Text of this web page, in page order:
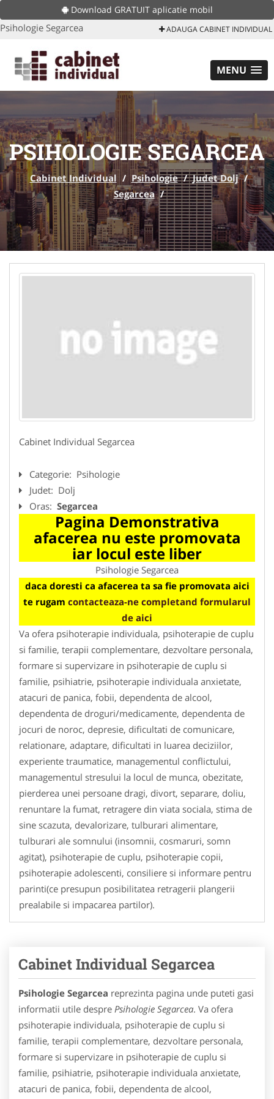
Download GRATUIT aplicatie mobil
Psihologie Segarcea ADAUGA CABINET INDIVIDUAL
MENU
PSIHOLOGIE SEGARCEA
Cabinet Individual / Psihologie / Judet Dolj /
Segarcea /
Cabinet Individual Segarcea
Categorie: Psihologie
Judet: Dolj
Oras: Segarcea
Pagina Demonstrativa
afacerea nu este promovata
iar locul este liber
Psihologie Segarcea
daca doresti ca afacerea ta sa fie promovata aici
te rugam contacteaza-ne completand formularul
de aici
Va ofera psihoterapie individuala, psihoterapie de cuplu
si familie, terapii complementare, dezvoltare personala,
formare si supervizare in psihoterapie de cuplu si
familie, psihiatrie, psihoterapie individuala anxietate,
atacuri de panica, fobii, dependenta de alcool,
dependenta de droguri/medicamente, dependenta de
jocuri de noroc, depresie, dificultati de comunicare,
relationare, adaptare, dificultati in luarea deciziilor,
experiente traumatice, managementul conflictului,
managementul stresului la locul de munca, obezitate,
pierderea unei persoane dragi, divort, separare, doliu,
renuntare la fumat, retragere din viata sociala, stima de
sine scazuta, devalorizare, tulburari alimentare,
tulburari ale somnului (insomnii, cosmaruri, somn
agitat), psihoterapie de cuplu, psihoterapie copii,
psihoterapie adolescenti, consiliere si informare pentru
parinti(ce presupun posibilitatea retragerii plangerii
prealabile si impacarea partilor).
Cabinet Individual Segarcea
Psihologie Segarcea reprezinta pagina unde puteti gasi
informatii utile despre Psihologie Segarcea. Va ofera
psihoterapie individuala, psihoterapie de cuplu si
familie, terapii complementare, dezvoltare personala,
formare si supervizare in psihoterapie de cuplu si
familie, psihiatrie, psihoterapie individuala anxietate,
atacuri de panica, fobii, dependenta de alcool,